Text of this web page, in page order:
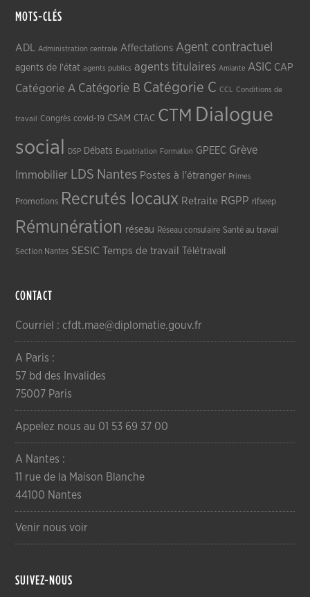
MOTS-CLÉS
ADL Administration centrale Affectations Agent contractuel
agents de l'état agents publics agents titulaires Amiante ASIC CAP
Catégorie A Catégorie B Catégorie C CCL Conditions de
travail Congrès covid-19 CSAM CTAC CTM Dialogue
social
DSP Débats Expatriation Formation GPEEC Grève
Immobilier LDS Nantes Postes à l'étranger Primes
Promotions Recrutés locaux Retraite RGPP rifseep
Rémunération réseau Réseau consulaire Santé au travail
Section Nantes SESIC Temps de travail Télétravail
CONTACT
Courriel : cfdt.mae@diplomatie.gouv.fr
A Paris :
57 bd des Invalides
75007 Paris
Appelez nous au 01 53 69 37 00
A Nantes :
11 rue de la Maison Blanche
44100 Nantes
Venir nous voir
SUIVEZ-NOUS